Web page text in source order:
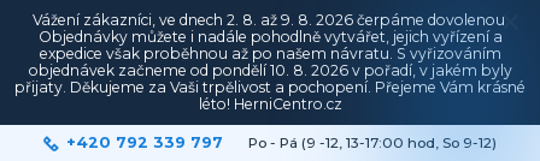
Vážení zákazníci, ve dnech 2. 8. až 9. 8. 2026 čerpáme dovolenou.
Objednávky můžete i nadále pohodlně vytvářet, jejich vyřízení a
expedice však proběhnou až po našem návratu. S vyřizováním
objednávek začneme od pondělí 10. 8. 2026 v pořadí, v jakém byly
přijaty. Děkujeme za Vaši trpělivost a pochopení. Přejeme Vám krásné
léto! HerniCentro.cz
+420 792 339 797 Po - Pá (9 -12, 13-17:00 hod, So 9-12)